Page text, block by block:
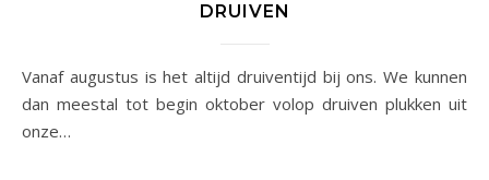
DRUIVEN
Vanaf augustus is het altijd druiventijd bij ons. We kunnen
dan meestal tot begin oktober volop druiven plukken uit
onze…